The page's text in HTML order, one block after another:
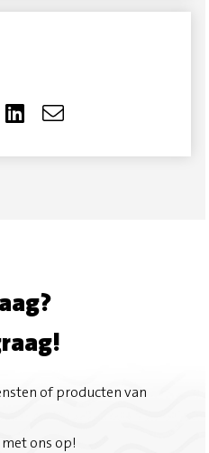
S
e
i
of producten van
ons op!